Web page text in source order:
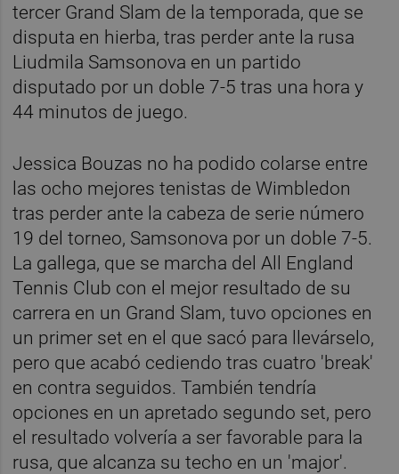
tercer Grand Slam de la temporada, que se
disputa en hierba, tras perder ante la rusa
Liudmila Samsonova en un partido
disputado por un doble 7-5 tras una hora y
44 minutos de juego.
Jessica Bouzas no ha podido colarse entre
las ocho mejores tenistas de Wimbledon
tras perder ante la cabeza de serie número
19 del torneo, Samsonova por un doble 7-5.
La gallega, que se marcha del All England
Tennis Club con el mejor resultado de su
carrera en un Grand Slam, tuvo opciones en
un primer set en el que sacó para llevárselo,
pero que acabó cediendo tras cuatro 'break'
en contra seguidos. También tendría
opciones en un apretado segundo set, pero
el resultado volvería a ser favorable para la
rusa, que alcanza su techo en un 'major'.